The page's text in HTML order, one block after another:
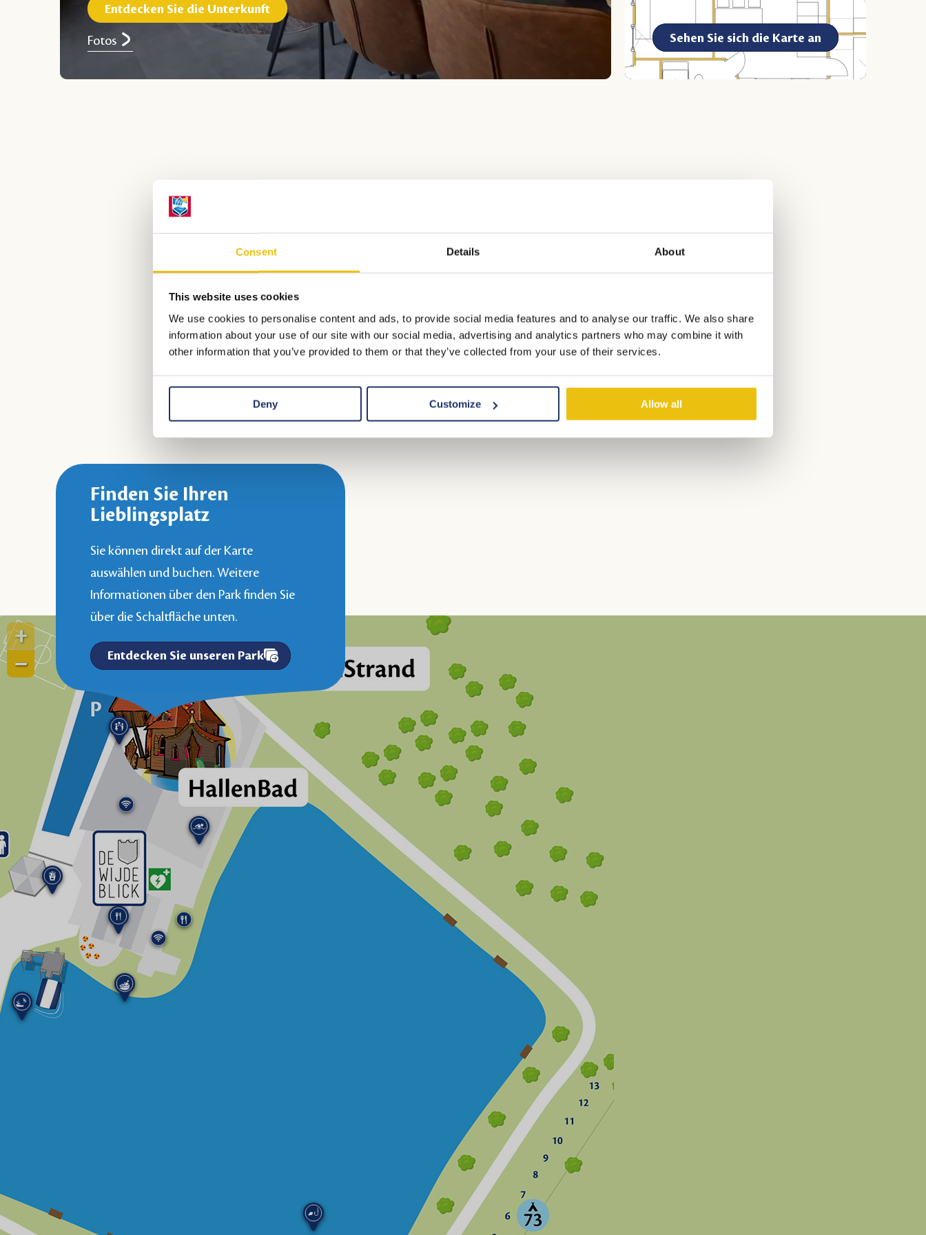
Consent Details About
This website uses cookies
We use cookies to personalise content and ads, to provide social media features and to analyse our traffic. We also share
information about your use of our site with our social media, advertising and analytics partners who may combine it with
other information that you’ve provided to them or that they’ve collected from your use of their services.
Deny Customize Allow all
Sehen Sie sich die Karte an
Entdecken Sie die Unterkunft
Fotos
Chalets erleben?
Diese 6-Personen-Chalets haben eine große überdachte Veranda und sind ab der Saison 2025 zu mieten! Die
Chalets befinden sich auf einer gemütlichen Platz mit Spielplatz und sind komplett ausgestattet für einen
unbeschwerten Urlaub.
Verfügbarkeit anzeigen
Finden Sie Ihren
Lieblingsplatz
Sie können direkt auf der Karte
auswählen und buchen. Weitere
Informationen über den Park finden Sie
über die Schaltfläche unten.
Entdecken Sie unseren Park
+
−